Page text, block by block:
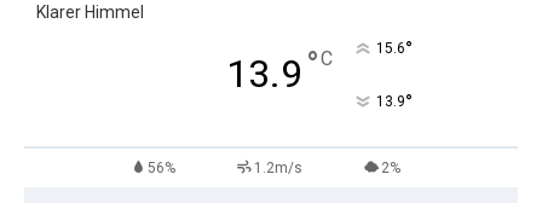
Klarer Himmel
13.9 °C 15.6°
13.9°
56% 1.2m/s 2%